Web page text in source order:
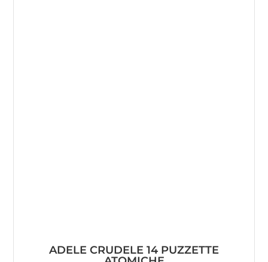
ADELE CRUDELE 14 PUZZETTE